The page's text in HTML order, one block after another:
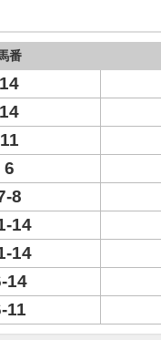
番
14
14
11
6
8
14
14
14
11